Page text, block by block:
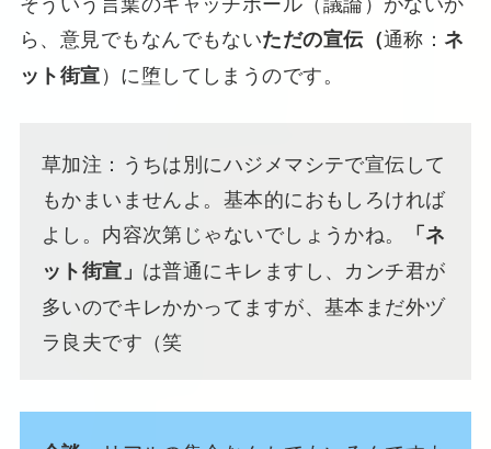
ら、意見でもなんでもないただの宣伝（通称： ネ
ット街宣）に堕してしまうのです。
草加注：うちは別にハジメマシテで宣伝して
もかまいませんよ。基本的におもしろければ
よし。内容次第じゃないでしょうかね。
「ネ
ット街宣」 は普通にキレますし、カンチ君が
多いのでキレかかってますが、基本まだ外ヅ
ラ良夫です（笑